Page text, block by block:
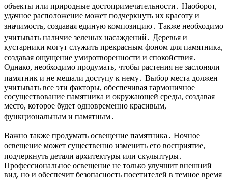
объекты или природные достопримечательности․ Наоборот,
удачное расположение может подчеркнуть их красоту и
значимость, создавая единую композицию․ Также необходимо
учитывать наличие зеленых насаждений․ Деревья и
кустарники могут служить прекрасным фоном для памятника,
создавая ощущение умиротворенности и спокойствия․
Однако, необходимо продумать, чтобы растения не заслоняли
памятник и не мешали доступу к нему․ Выбор места должен
учитывать все эти факторы, обеспечивая гармоничное
сосуществование памятника и окружающей среды, создавая
место, которое будет одновременно красивым,
функциональным и памятным․
Важно также продумать освещение памятника․ Ночное
освещение может существенно изменить его восприятие,
подчеркнуть детали архитектуры или скульптуры․
Профессиональное освещение не только улучшит внешний
вид, но и обеспечит безопасность посетителей в темное время